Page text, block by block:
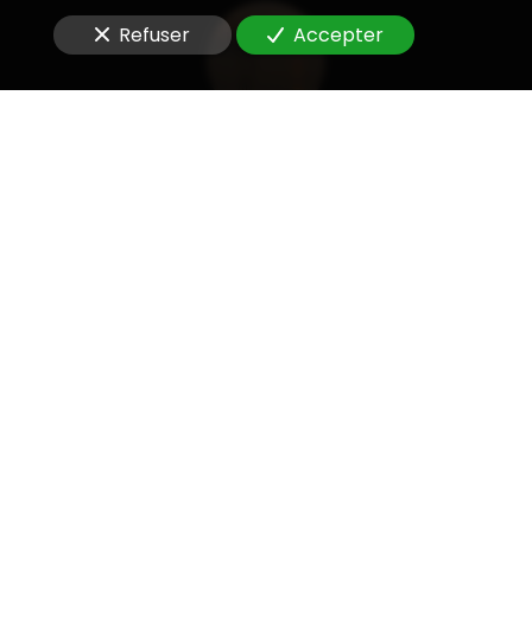
Refuser Accepter